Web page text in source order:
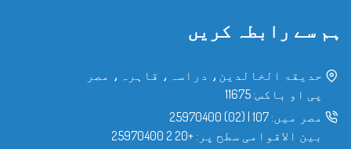
ہم سے رابطہ کریں
حدیقۃ الخالدین، دراسہ، قاہرہ، مصر
پی او باکس: 11675
مصر میں: 107
|
(02) 25970400
بین الاقوامی سطح پر: +20 2 25970400